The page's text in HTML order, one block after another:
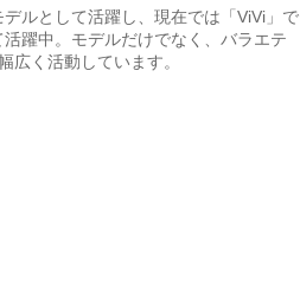
ルとして活躍し、現在では「ViVi」で
活躍中。モデルだけでなく、バラエテ
広く活動しています。